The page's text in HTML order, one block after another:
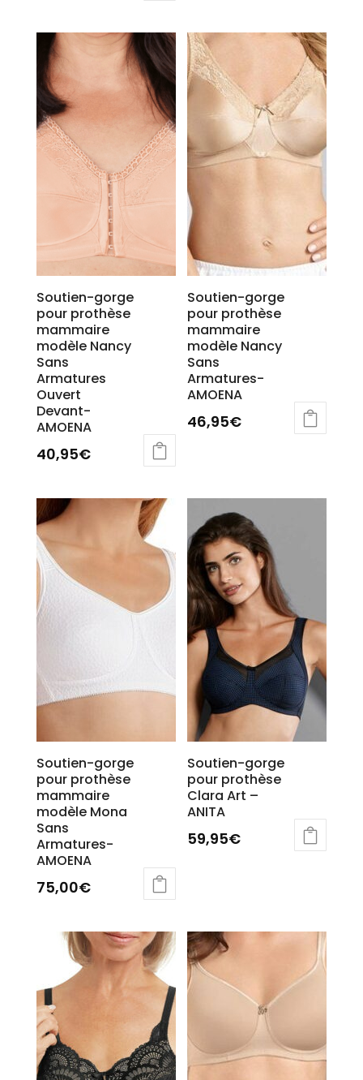
Soutien-gorge
pour prothèse
mammaire
modèle Nancy
Sans
Armatures
Ouvert
Devant-
AMOENA
40,95€
a
plusieurs
variations.
Les
options
peuvent
être
la
page
du
Soutien-gorge
pour prothèse
mammaire
modèle Nancy
Sans
Armatures-
AMOENA
46,95€
Soutien-gorge
pour prothèse
mammaire
modèle Mona
Sans
Armatures-
AMOENA
75,00€
Soutien-gorge
pour prothèse
Clara Art –
ANITA
59,95€
variations.
Les
options
peuvent
sur
page